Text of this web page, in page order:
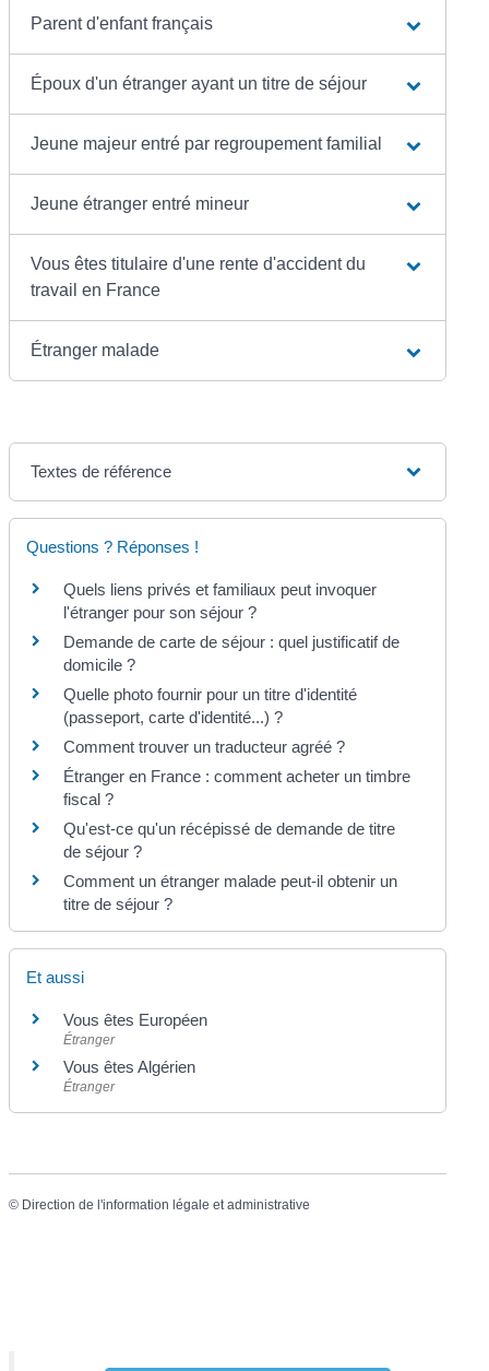
Parent d'enfant français
Époux d'un étranger ayant un titre de séjour
Jeune majeur entré par regroupement familial
Jeune étranger entré mineur
Vous êtes titulaire d'une rente d'accident du
travail en France
Étranger malade
Textes de référence
Questions ? Réponses !
Quels liens privés et familiaux peut invoquer
l'étranger pour son séjour ?
Demande de carte de séjour : quel justificatif de
domicile ?
Quelle photo fournir pour un titre d'identité
(passeport, carte d'identité...) ?
Comment trouver un traducteur agréé ?
Étranger en France : comment acheter un timbre
fiscal ?
Qu'est-ce qu'un récépissé de demande de titre
de séjour ?
Comment un étranger malade peut-il obtenir un
titre de séjour ?
Et aussi
Vous êtes Européen
Étranger
Vous êtes Algérien
Étranger
© Direction de l'information légale et administrative